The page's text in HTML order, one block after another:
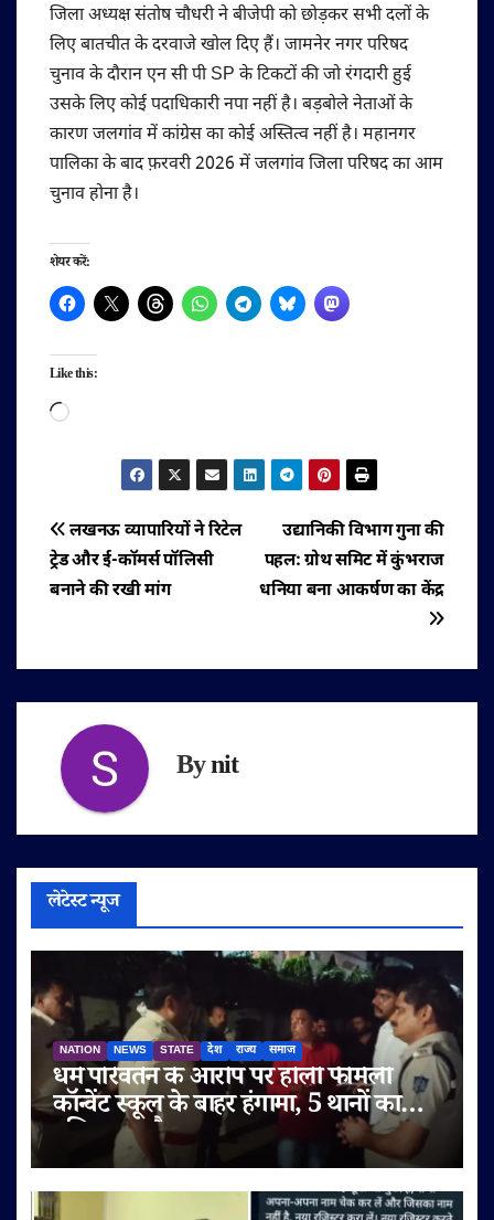
जिला अध्यक्ष संतोष चौधरी ने बीजेपी को छोड़कर सभी दलों के
लिए बातचीत के दरवाजे खोल दिए हैं। जामनेर नगर परिषद
चुनाव के दौरान एन सी पी SP के टिकटों की जो रंगदारी हुई
उसके लिए कोई पदाधिकारी नपा नहीं है। बड़बोले नेताओं के
कारण जलगांव में कांग्रेस का कोई अस्तित्व नहीं है। महानगर
पालिका के बाद फ़रवरी 2026 में जलगांव जिला परिषद का आम
चुनाव होना है।
शेयर करें:
Like this:
Loading…
पोस्ट
नेविगेशन
उद्यानिकी विभाग गुना की
पहल: ग्रोथ समिट में कुंभराज
धनिया बना आकर्षण का केंद्र
लखनऊ व्यापारियों ने रिटेल
ट्रेड और ई-कॉमर्स पॉलिसी
बनाने की रखी मांग
Bynit
लेटेस्ट न्यूज
NATION NEWS STATE देश राज्य समाज
धर्म परिवर्तन के आरोप पर होली फैमिली
कॉन्वेंट स्कूल के बाहर हंगामा, 5 थानों का
पुलिस बल तैनात